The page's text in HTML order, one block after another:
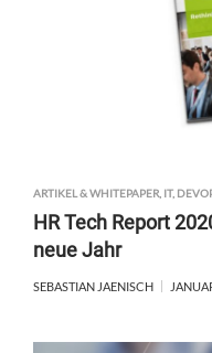
ARTIKEL & WHITEPAPER IT,
HR Tech Report
neue Jahr
SEBASTIAN JAENISCH